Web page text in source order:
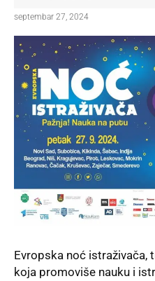
septembar 27, 2024
Evropska noć istraživača,
koja promoviše nauku i